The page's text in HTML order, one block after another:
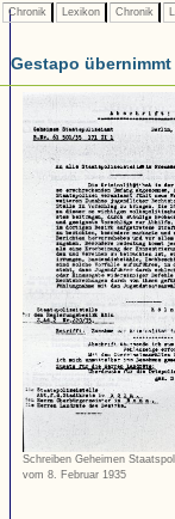
Chronik Lexikon Chronik
Gestapo
Schreiben Geheimen
vom 8. Februar 1935